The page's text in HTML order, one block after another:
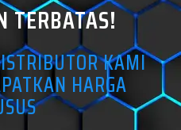
TERBATAS!
KAMI
HARGA